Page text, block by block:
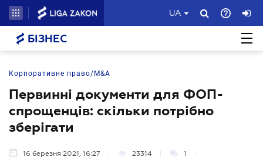
UA
БІЗНЕС
Корпоративне право/M&A
Первинні документи для ФОП-
спрощенців: скільки потрібно
зберігати
16 березня 2021, 16:27 23314 1